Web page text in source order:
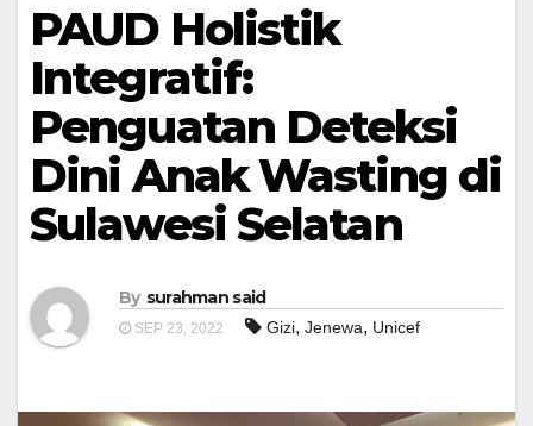
PAUD Holistik
Integratif:
Penguatan Deteksi
Dini Anak Wasting di
Sulawesi Selatan
By surahman said
SEP 23, 2022 Gizi, Jenewa, Unicef